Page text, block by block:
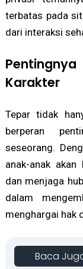
terbatas pada
dari interaksi
Karakter
Tepar tidak
berperan
seseorang.
anak-anak
dan menjaga
dalam
menghargai hak
Baca